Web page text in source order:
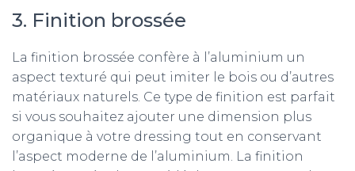
3. Finition brossée
La finition brossée confère à l’aluminium un
aspect texturé qui peut imiter le bois ou d’autres
matériaux naturels. Ce type de finition est parfait
si vous souhaitez ajouter une dimension plus
organique à votre dressing tout en conservant
l’aspect moderne de l’aluminium. La finition